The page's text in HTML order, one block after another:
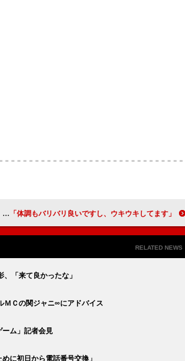
元オセロ・中島がファッションディレクターに 「体調もバリバリ良いですし、ウキウキしてます」
RELATED NEWS
「来て良かったな」
Ｃの関ジャニ∞にアドバイス
ム」記者会見
に初日から電話番号交換」